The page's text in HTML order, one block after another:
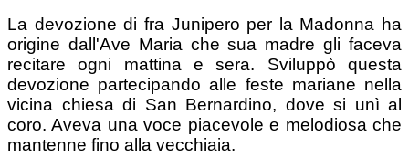
La devozione di fra Junipero per la Madonna ha
origine dall'Ave Maria che sua madre gli faceva
recitare ogni mattina e sera. Sviluppò questa
devozione partecipando alle feste mariane nella
vicina chiesa di San Bernardino, dove si unì al
coro. Aveva una voce piacevole e melodiosa che
mantenne fino alla vecchiaia.